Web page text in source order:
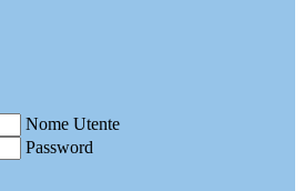
Nome Utente
Password